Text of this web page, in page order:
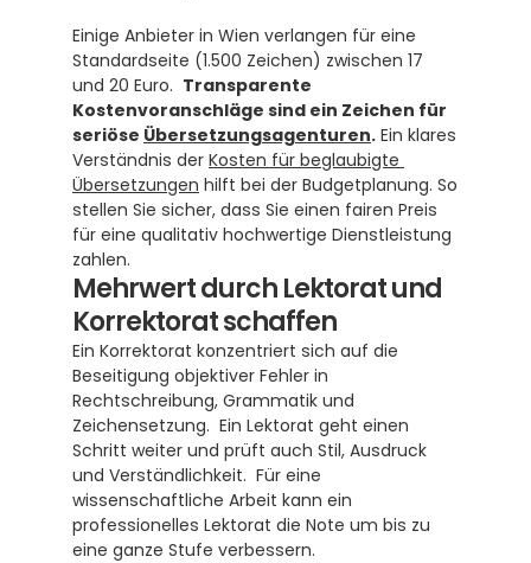
Einige Anbieter in Wien verlangen für eine
Standardseite (1.500 Zeichen) zwischen 17
und 20 Euro. Transparente
Kostenvoranschläge sind ein Zeichen für
seriöse Übersetzungsagenturen. Ein klares
Verständnis der Kosten für beglaubigte
Übersetzungen hilft bei der Budgetplanung. So
stellen Sie sicher, dass Sie einen fairen Preis
für eine qualitativ hochwertige Dienstleistung
zahlen.
Mehrwert durch Lektorat und
Korrektorat schaffen
Ein Korrektorat konzentriert sich auf die
Beseitigung objektiver Fehler in
Rechtschreibung, Grammatik und
Zeichensetzung.  Ein Lektorat geht einen
Schritt weiter und prüft auch Stil, Ausdruck
und Verständlichkeit.  Für eine
wissenschaftliche Arbeit kann ein
professionelles Lektorat die Note um bis zu
eine ganze Stufe verbessern.